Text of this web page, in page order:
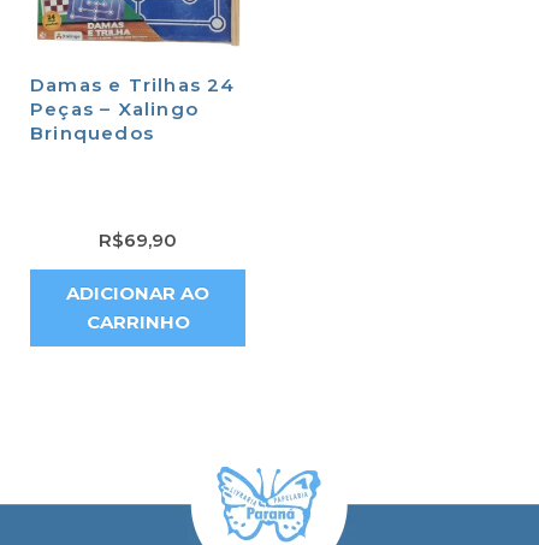
Damas e Trilhas 24
Peças – Xalingo
Brinquedos
R$69,90
ADICIONAR AO
CARRINHO